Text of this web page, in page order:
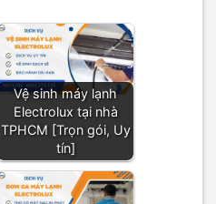
Vệ sinh máy lạnh
Electrolux tại nhà
TPHCM [Trọn gói, Uy
tín]